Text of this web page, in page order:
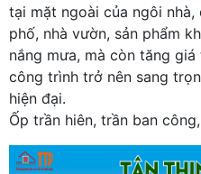
tại mặt ngoài của ngôi
phố, nhà vườn, sản phẩm
nắng mưa, mà còn tăng
công trình trở nên sang
hiện đại.
Ốp trần hiên, trần ban